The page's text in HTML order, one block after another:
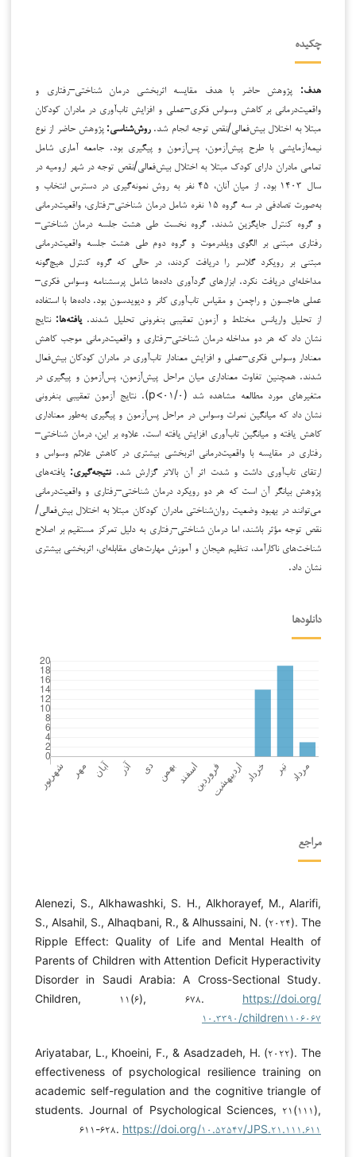
چکیده
هدف: پژوهش حاضر با هدف مقایسه اثربخشی درمان شناختی–رفتاری و
واقعیت‌درمانی بر کاهش وسواس فکری–عملی و افزایش تاب‌آوری در مادران کودکان
مبتلا به اختلال بیش‌فعالی/نقص توجه انجام شد.روش‌شناسی:پژوهش حاضر از نوع
نیمه‌آزمایشی با طرح پیش‌آزمون، پس‌آزمون و پیگیری بود. جامعه آماری شامل
تمامی مادران دارای کودک مبتلا به اختلال بیش‌فعالی/نقص توجه در شهر ارومیه در
سال ۱۴۰۳ بود. از میان آنان، ۴۵ نفر به روش نمونه‌گیری در دسترس انتخاب و
به‌صورت تصادفی در سه گروه ۱۵ نفره شامل درمان شناختی–رفتاری، واقعیت‌درمانی
و گروه کنترل جایگزین شدند. گروه نخست طی هشت جلسه درمان شناختی–
رفتاری مبتنی بر الگوی ویلدرموت و گروه دوم طی هشت جلسه واقعیت‌درمانی
مبتنی بر رویکرد گلاسر را دریافت کردند، در حالی که گروه کنترل هیچ‌گونه
مداخله‌ای دریافت نکرد. ابزارهای گردآوری داده‌ها شامل پرسشنامه وسواس فکری–
عملی هاجسون و راچمن و مقیاس تاب‌آوری کانر و دیویدسون بود. داده‌ها با استفاده
از تحلیل واریانس مختلط و آزمون تعقیبی بنفرونی تحلیل شدند. یافته‌ها: نتایج
نشان داد که هر دو مداخله درمان شناختی–رفتاری و واقعیت‌درمانی موجب کاهش
معنادار وسواس فکری–عملی و افزایش معنادار تاب‌آوری در مادران کودکان بیش‌فعال
شدند. همچنین تفاوت معناداری میان مراحل پیش‌آزمون، پس‌آزمون و پیگیری در
متغیرهای مورد مطالعه مشاهده شد (۰۱/۰>p). نتایج آزمون تعقیبی بنفرونی
نشان داد که میانگین نمرات وسواس در مراحل پس‌آزمون و پیگیری به‌طور معناداری
کاهش یافته و میانگین تاب‌آوری افزایش یافته است. علاوه بر این، درمان شناختی–
رفتاری در مقایسه با واقعیت‌درمانی اثربخشی بیشتری در کاهش علائم وسواس و
ارتقای تاب‌آوری داشت و شدت اثر آن بالاتر گزارش شد.نتیجه‌گیری: یافته‌های
پژوهش بیانگر آن است که هر دو رویکرد درمان شناختی–رفتاری و واقعیت‌درمانی
می‌توانند در بهبود وضعیت روان‌شناختی مادران کودکان مبتلا به اختلال بیش‌فعالی/
نقص توجه مؤثر باشند، اما درمان شناختی–رفتاری به دلیل تمرکز مستقیم بر اصلاح
شناخت‌های ناکارآمد، تنظیم هیجان و آموزش مهارت‌های مقابله‌ای، اثربخشی بیشتری
نشان داد.
دانلودها
مراجع
Alenezi, S., Alkhawashki, S. H., Alkhorayef, M., Alarifi,
S., Alsahil, S., Alhaqbani, R., & Alhussaini, N. (۲۰۲۴). The
Ripple Effect: Quality of Life and Mental Health of
Parents of Children with Attention Deficit Hyperactivity
Disorder in Saudi Arabia: A Cross-Sectional Study.
Children, ۱۱(۶), ۶۷۸. https://doi.org/
۱۰.۳۳۹۰/children۱۱۰۶۰۶۷
Ariyatabar, L., Khoeini, F., & Asadzadeh, H. (۲۰۲۲). The
effectiveness of psychological resilience training on
academic self-regulation and the cognitive triangle of
students. Journal of Psychological Sciences, ۲۱(۱۱۱),
۶۱۱-۶۲۸. https://doi.org/۱۰.۵۲۵۴۷/JPS.۲۱.۱۱۱.۶۱۱